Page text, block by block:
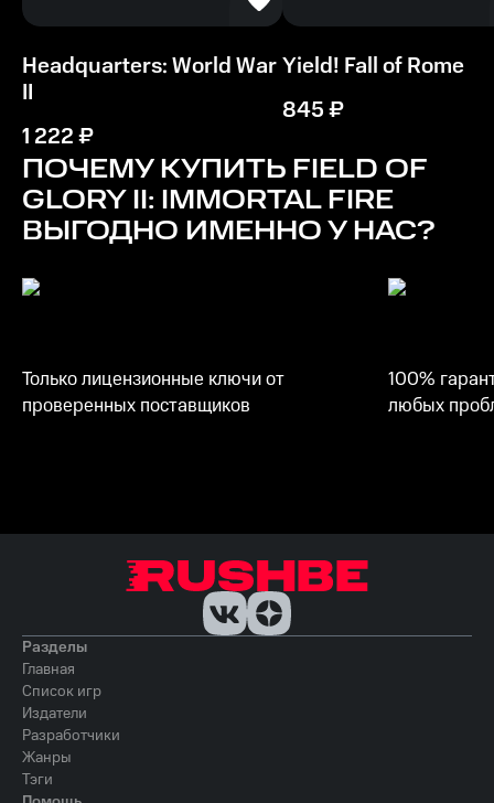
Headquarters: World War
II
1 222₽
Yield! Fall of Rome
845₽
ПОЧЕМУ КУПИТЬ FIELD OF
GLORY II: IMMORTAL FIRE
ВЫГОДНО ИМЕННО У НАС?
Только лицензионные ключи от
проверенных поставщиков
100%
любых
Разделы
Главная
Список игр
Издатели
Разработчики
Жанры
Тэги